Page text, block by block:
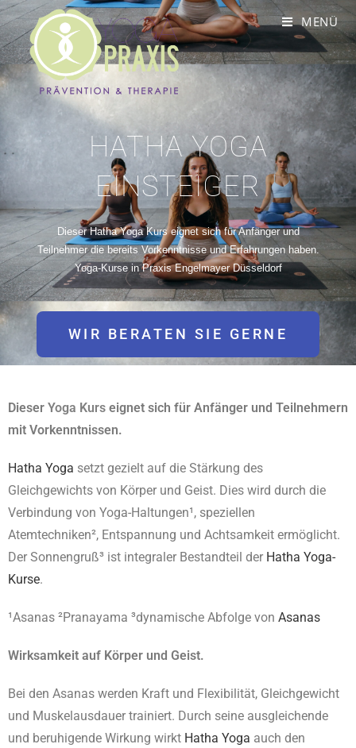
MENÜ
HATHA YOGA
EINSTEIGER
Dieser Hatha Yoga Kurs eignet sich für Anfänger und
Teilnehmer die bereits Vorkenntnisse und Erfahrungen haben.
Yoga-Kurse in Praxis Engelmayer Düsseldorf
WIR BERATEN SIE GERNE
Dieser Yoga Kurs eignet sich für Anfänger und Teilnehmern
mit Vorkenntnissen.
Hatha Yoga setzt gezielt auf die Stärkung des
Gleichgewichts von Körper und Geist. Dies wird durch die
Verbindung von Yoga-Haltungen¹, speziellen
Atemtechniken², Entspannung und Achtsamkeit ermöglicht.
Der Sonnengruß³ ist integraler Bestandteil der Hatha Yoga-
Kurse.
¹Asanas ²Pranayama ³dynamische Abfolge von Asanas
Wirksamkeit auf Körper und Geist.
Bei den Asanas werden Kraft und Flexibilität, Gleichgewicht
und Muskelausdauer trainiert. Durch seine ausgleichende
und beruhigende Wirkung wirkt Hatha Yoga auch den